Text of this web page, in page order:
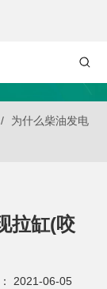
/
为什么柴油发电
拉缸(咬
2021-06-05